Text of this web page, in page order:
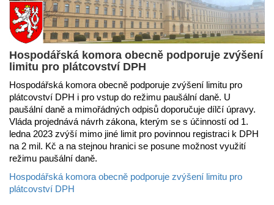
Hospodářská komora obecně podporuje zvýšení
limitu pro plátcovství DPH
Hospodářská komora obecně podporuje zvýšení limitu pro
plátcovství DPH i pro vstup do režimu paušální daně. U
paušální daně a mimořádných odpisů doporučuje dílčí úpravy.
Vláda projednává návrh zákona, kterým se s účinností od 1.
ledna 2023 zvýší mimo jiné limit pro povinnou registraci k DPH
na 2 mil. Kč a na stejnou hranici se posune možnost využití
režimu paušální daně.
Hospodářská komora obecně podporuje zvýšení limitu pro
plátcovství DPH